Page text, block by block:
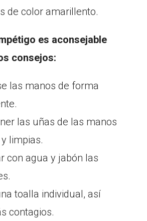
de color amarillento.
es aconsejable
consejos:
las manos de forma
las uñas de las manos
limpias.
con agua y jabón las
toalla individual, así
contagios.